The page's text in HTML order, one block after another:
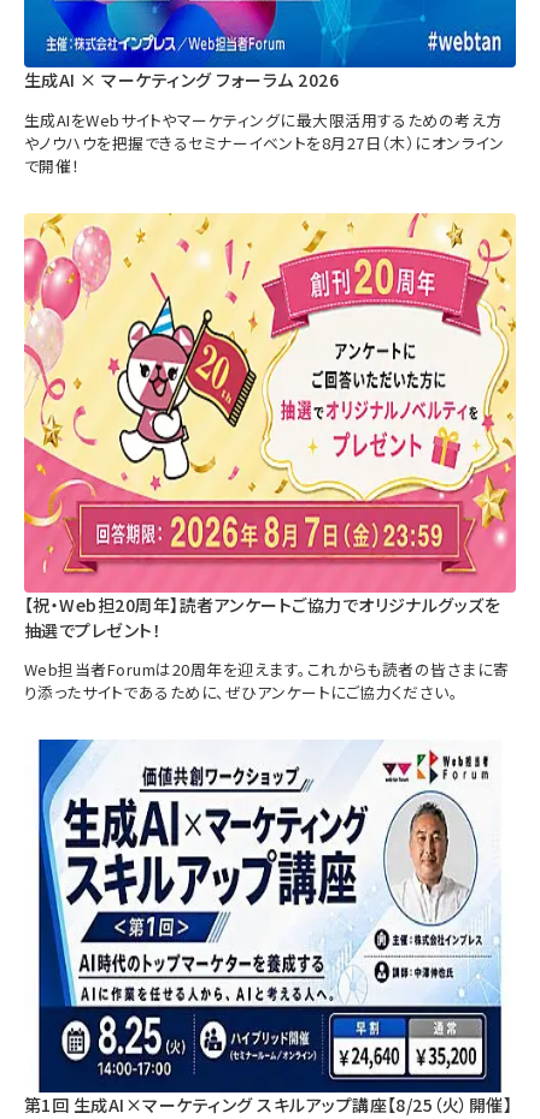
生成AI × マーケティング フォーラム 2026
生成AIをWebサイトやマーケティングに最大限活用するための考え方
やノウハウを把握できるセミナーイベントを8月27日（木）にオンライン
で開催！
【祝・Web担20周年】読者アンケートご協力でオリジナルグッズを
抽選でプレゼント！
Web担当者Forumは20周年を迎えます。これからも読者の皆さまに寄
り添ったサイトであるために、ぜひアンケートにご協力ください。
第1回 生成AI×マーケティング スキルアップ講座【8/25（火）開催】